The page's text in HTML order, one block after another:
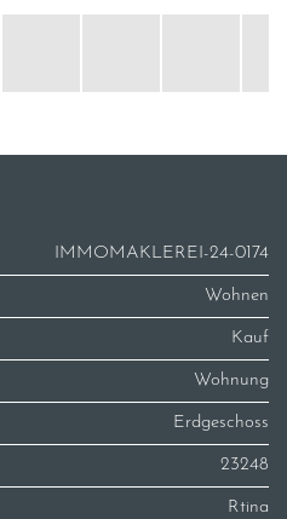
IMMOMAKLEREI-24-0174
Wohnen
Kauf
Wohnung
Erdgeschoss
23248
Rtina